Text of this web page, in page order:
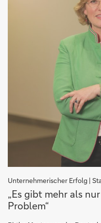
Unternehmerischer Erfolg |
Die
Vorteile
unterschiedlicher
„Es gibt mehr als
Problem“